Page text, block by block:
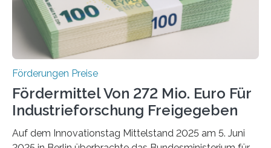
Förderungen Preise
Fördermittel Von 272 Mio. Euro Für
Industrieforschung Freigegeben
Auf dem Innovationstag Mittelstand 2025 am 5. Juni